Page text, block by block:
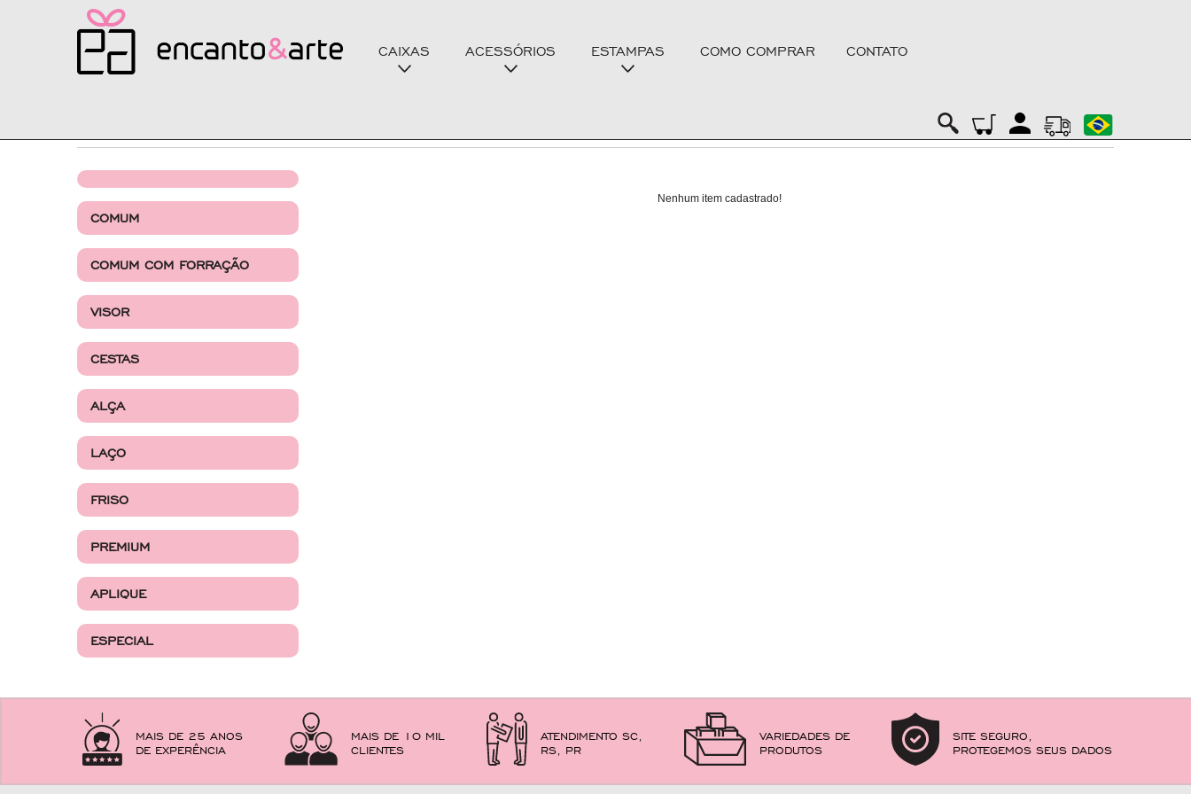
CAIXAS ACESSÓRIOS ESTAMPAS COMO COMPRAR CONTATO
COMUM
COMUM COM FORRAÇÃO
VISOR
CESTAS
ALÇA
LAÇO
FRISO
PREMIUM
APLIQUE
ESPECIAL
Nenhum item cadastrado!
MAIS DE 25 ANOS
DE EXPERÊNCIA
MAIS DE 10 MIL
CLIENTES
ATENDIMENTO SC,
RS, PR
VARIEDADES DE
PRODUTOS
SITE SEGURO,
PROTEGEMOS SEUS DADOS